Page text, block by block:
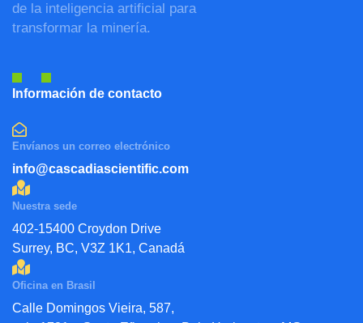
de la inteligencia artificial para
transformar la minería.
Información de contacto
Envíanos un correo electrónico
info@cascadiascientific.com
Nuestra sede
402-15400 Croydon Drive
Surrey, BC, V3Z 1K1, Canadá
Oficina en Brasil
Calle Domingos Vieira, 587,